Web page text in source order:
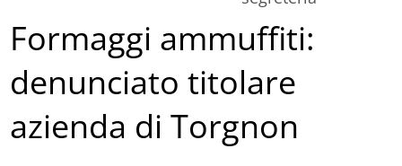
Formaggi ammuffiti:
denunciato titolare
azienda di Torgnon